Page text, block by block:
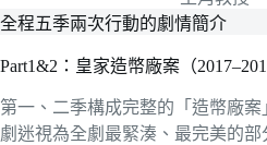
全程五季兩次行動的劇情簡介
Part1&2：皇家造幣廠案（
第一、二季構成完整的「造幣廠
劇迷視為全劇最緊湊、最完美的